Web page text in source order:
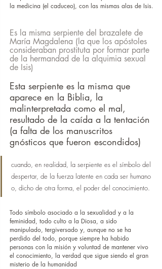
la medicina (el caduceo), con las mismas alas de Isis.
Es la misma serpiente del brazalete de
María Magdalena (la que los apóstoles
consideraban prostituta por formar parte
de la hermandad de la alquimia sexual
de Isis)
Esta serpiente es la misma que
aparece en la Biblia, la
malinterpretada como el mal,
resultado de la caída a la tentación
(a falta de los manuscritos
gnósticos que fueron escondidos)
cuando, en realidad, la serpiente es el símbolo del
despertar, de la fuerza latente en cada ser humano
o, dicho de otra forma, el poder del conocimiento.
Todo símbolo asociado a la sexualidad y a la
feminidad, todo culto a la Diosa, a sido
manipulado, tergiversado y, aunque no se ha
perdido del todo, porque siempre ha habido
personas con la misión y voluntad de mantener vivo
el conocimiento, la verdad que sigue siendo el gran
misterio de la humanidad